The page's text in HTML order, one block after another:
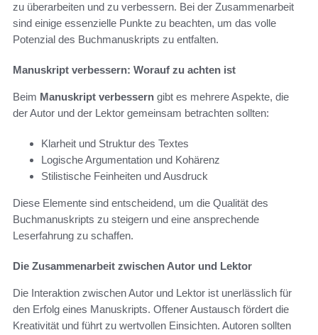
zu überarbeiten und zu verbessern. Bei der Zusammenarbeit
sind einige essenzielle Punkte zu beachten, um das volle
Potenzial des Buchmanuskripts zu entfalten.
Manuskript verbessern: Worauf zu achten ist
Beim Manuskript verbessern gibt es mehrere Aspekte, die
der Autor und der Lektor gemeinsam betrachten sollten:
Klarheit und Struktur des Textes
Logische Argumentation und Kohärenz
Stilistische Feinheiten und Ausdruck
Diese Elemente sind entscheidend, um die Qualität des
Buchmanuskripts zu steigern und eine ansprechende
Leserfahrung zu schaffen.
Die Zusammenarbeit zwischen Autor und Lektor
Die Interaktion zwischen Autor und Lektor ist unerlässlich für
den Erfolg eines Manuskripts. Offener Austausch fördert die
Kreativität und führt zu wertvollen Einsichten. Autoren sollten